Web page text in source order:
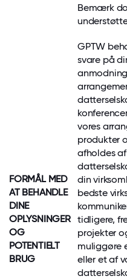
Bemærk
FORMÅL MED
AT BEHANDLE
DINE
OPLYSNINGER
OG
POTENTIELT
BRUG
GPTW
svare på
vores
produkter
afholdes
din
bedste
tidligere,
projekter
muliggøre
eller et af